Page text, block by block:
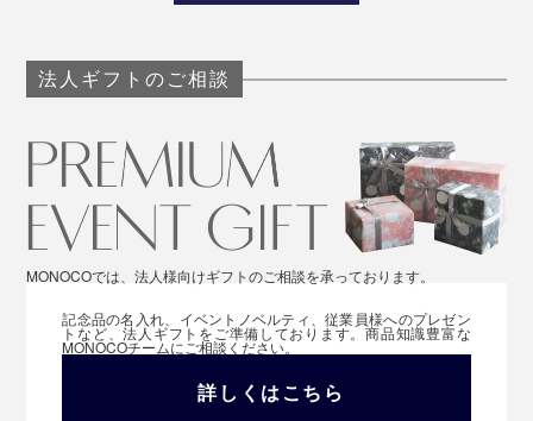
法人ギフトのご相談
MONOCOでは、法人様向けギフトのご相談を承っております。
記念品の名入れ、イベントノベルティ、従業員様へのプレゼン
トなど、法人ギフトをご準備しております。商品知識豊富な
MONOCOチームにご相談ください。
詳しくはこちら